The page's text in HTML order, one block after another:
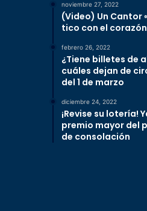
noviembre 27, 2022
(Video) Un Cantor
tico con el
febrero 26, 2022
¿Tiene billetes de
cuáles dejan de
del 1 de marzo
diciembre 24, 2022
¡Revise su lotería!
premio mayor del
de consolación